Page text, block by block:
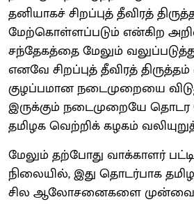
தனியாகச் சிறப்புத் தீவிரத்
மேற்கொள்ளப்படும் என்கிற
சந்தேகத்தை மேலும்
எனவே சிறப்புத் தீவிரத்
குழப்பமான நடைமுறையை
இருக்கும் நடைமுறையே
தமிழக வெற்றிக் கழகம்
மேலும் தற்போது வாக்காளர்
நிலையில், இது தொடர்பாக
சில ஆலோசனைகளை